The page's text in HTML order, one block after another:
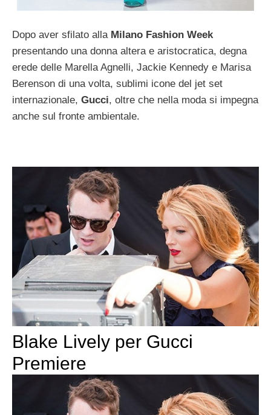
Dopo aver sfilato alla Milano Fashion Week
presentando una donna altera e aristocratica, degna
erede delle Marella Agnelli, Jackie Kennedy e Marisa
Berenson di una volta, sublimi icone del jet set
internazionale, Gucci, oltre che nella moda si impegna
anche sul fronte ambientale.
Blake Lively per Gucci
Premiere